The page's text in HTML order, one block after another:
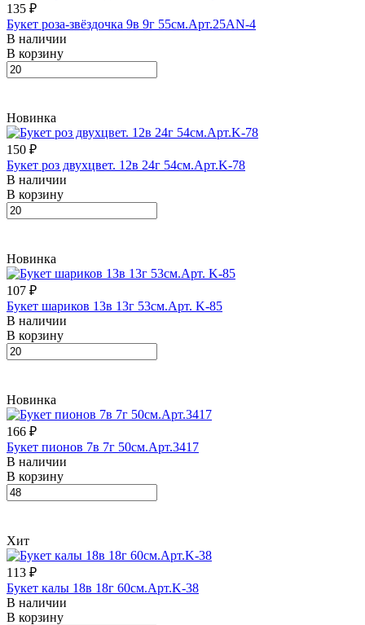
135 ₽
Букет роза-звёздочка 9в 9г 55см.Арт.25AN-4
В наличии
В корзину
Новинка
150 ₽
Букет роз двухцвет. 12в 24г 54см.Арт.K-78
В наличии
В корзину
Новинка
107 ₽
Букет шариков 13в 13г 53см.Арт. K-85
В наличии
В корзину
Новинка
166 ₽
Букет пионов 7в 7г 50см.Арт.3417
В наличии
В корзину
Хит
113 ₽
Букет калы 18в 18г 60см.Арт.K-38
В наличии
В корзину